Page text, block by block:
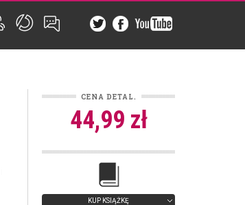
CENA DETAL.
44,99 zł
KUP KSIĄŻKĘ